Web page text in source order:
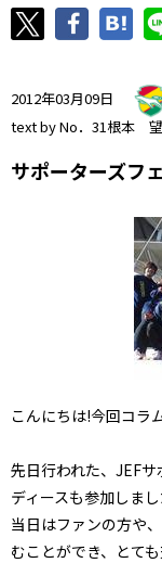
2012年03月09日
text by No．31根本
サポーターズフ
こんにちは!今回コラ
先日行われた、JEF
ディースも参加しまし
当日はファンの方や
むことができ、とて